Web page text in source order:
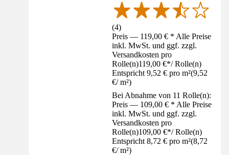
(4)
Preis — 119,00 € * Alle Preise
inkl. MwSt. und ggf. zzgl.
Versandkosten pro
Rolle(n)119,00 €*/ Rolle(n)
Entspricht 9,52 € pro m²(9,52
€/ m²)
Bei Abnahme von 11 Rolle(n):
Preis — 109,00 € * Alle Preise
inkl. MwSt. und ggf. zzgl.
Versandkosten pro
Rolle(n)109,00 €*/ Rolle(n)
Entspricht 8,72 € pro m²(8,72
€/ m²)